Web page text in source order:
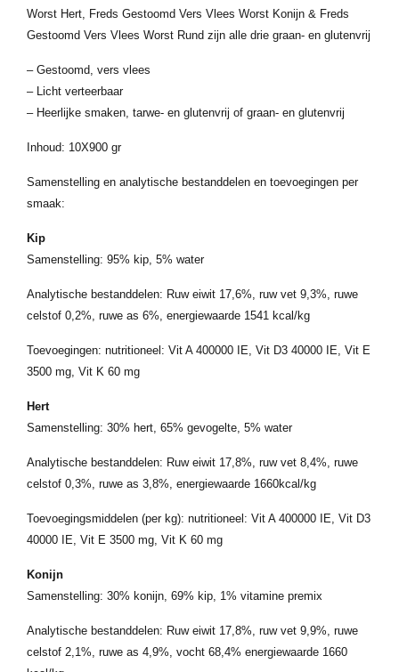
Worst Hert, Freds Gestoomd Vers Vlees Worst Konijn & Freds
Gestoomd Vers Vlees Worst Rund zijn alle drie graan- en glutenvrij
– Gestoomd, vers vlees
– Licht verteerbaar
– Heerlijke smaken, tarwe- en glutenvrij of graan- en glutenvrij
Inhoud: 10X900 gr
Samenstelling en analytische bestanddelen en toevoegingen per
smaak:
Kip
Samenstelling: 95% kip, 5% water
Analytische bestanddelen: Ruw eiwit 17,6%, ruw vet 9,3%, ruwe
celstof 0,2%, ruwe as 6%, energiewaarde 1541 kcal/kg
Toevoegingen: nutritioneel: Vit A 400000 IE, Vit D3 40000 IE, Vit E
3500 mg, Vit K 60 mg
Hert
Samenstelling: 30% hert, 65% gevogelte, 5% water
Analytische bestanddelen: Ruw eiwit 17,8%, ruw vet 8,4%, ruwe
celstof 0,3%, ruwe as 3,8%, energiewaarde 1660kcal/kg
Toevoegingsmiddelen (per kg): nutritioneel: Vit A 400000 IE, Vit D3
40000 IE, Vit E 3500 mg, Vit K 60 mg
Konijn
Samenstelling: 30% konijn, 69% kip, 1% vitamine premix
Analytische bestanddelen: Ruw eiwit 17,8%, ruw vet 9,9%, ruwe
celstof 2,1%, ruwe as 4,9%, vocht 68,4% energiewaarde 1660